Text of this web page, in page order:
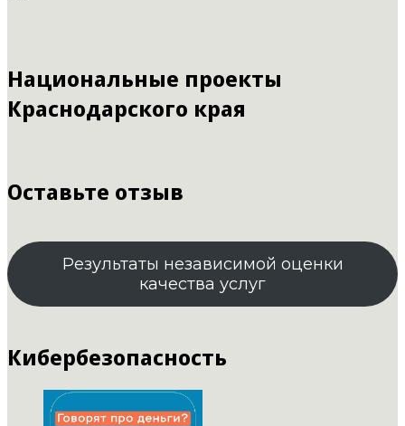
Национальные проекты
Краснодарского края
Оставьте отзыв
Результаты независимой оценки
качества услуг
Кибербезопасность